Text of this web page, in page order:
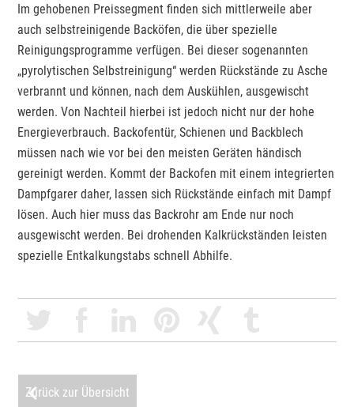
Im gehobenen Preissegment finden sich mittlerweile aber
auch selbstreinigende Backöfen, die über spezielle
Reinigungsprogramme verfügen. Bei dieser sogenannten
„pyrolytischen Selbstreinigung“ werden Rückstände zu Asche
verbrannt und können, nach dem Auskühlen, ausgewischt
werden. Von Nachteil hierbei ist jedoch nicht nur der hohe
Energieverbrauch. Backofentür, Schienen und Backblech
müssen nach wie vor bei den meisten Geräten händisch
gereinigt werden. Kommt der Backofen mit einem integrierten
Dampfgarer daher, lassen sich Rückstände einfach mit Dampf
lösen. Auch hier muss das Backrohr am Ende nur noch
ausgewischt werden. Bei drohenden Kalkrückständen leisten
spezielle Entkalkungstabs schnell Abhilfe.
Zurück zur Übersicht